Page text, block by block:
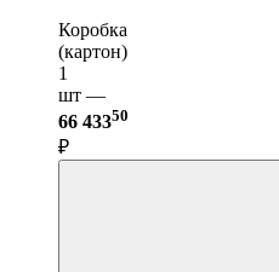
Коробка
(картон)
1
шт —
66 43350
₽